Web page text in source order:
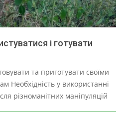
і готувати
та приготувати своїми
Необхідність у використанні
різноманітних маніпуляцій